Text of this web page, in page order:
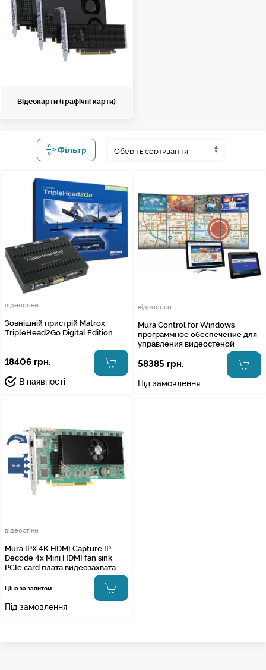
Відеокарти (графічні карти)
Фільтр
відеостіни
Зовнішній пристрій Matrox
TripleHead2Go Digital Edition
18406 грн.
В наявності
відеостіни
Mura Control for Windows
программное обеспечение для
управления видеостеной
58385 грн.
Під замовлення
відеостіни
Mura IPX 4K HDMI Capture IP
Decode 4x Mini HDMI fan sink
PCIe card плата видеозахвата
Ціна за запитом
Під замовлення